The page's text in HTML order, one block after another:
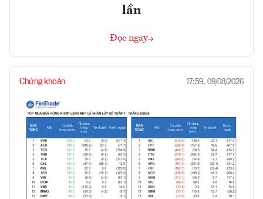
lần
Đọc ngay
Chứng khoán 17:59, 09/08/2026